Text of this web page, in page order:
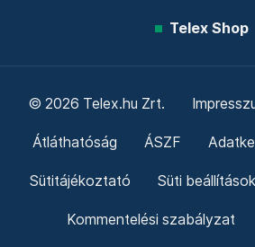
Telex Shop
© 2026 Telex.hu Zrt.
Átláthatóság ÁSZF
Sütitájékoztató Süti beállítások
Kommentelési szabályzat